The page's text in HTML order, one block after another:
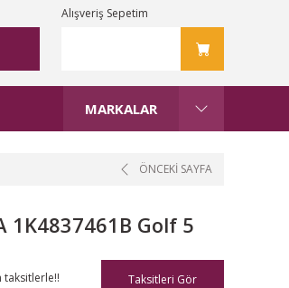
Alışveriş Sepetim
MARKALAR
ÖNCEKİ SAYFA
1K4837461B Golf 5
taksitlerle!! Taksitleri Gör